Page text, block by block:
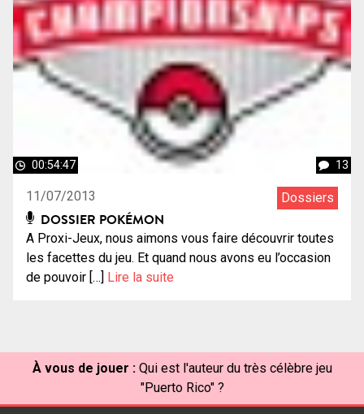
00:54:47 13
11/07/2013 Dossiers
DOSSIER POKÉMON
A Proxi-Jeux, nous aimons vous faire découvrir toutes
les facettes du jeu. Et quand nous avons eu l’occasion
de pouvoir […] Lire la suite
À vous de jouer : Qui est l'auteur du très célèbre jeu
"Puerto Rico" ?